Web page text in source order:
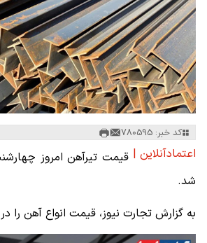
کد خبر: 780595
اعتمادآنلاین |
شد.
به گزارش تجارت نیوز، قیمت انواع آهن را